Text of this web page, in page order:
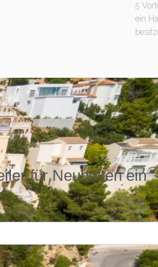
5
ein
für Neuheiten ein